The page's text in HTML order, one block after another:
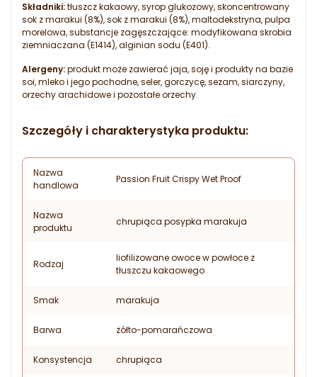
Składniki:tłuszcz kakaowy, syrop glukozowy, skoncentrowany
sok z marakui (8%), sok z marakui (8%), maltodekstryna, pulpa
morelowa, substancje zagęszczające: modyfikowana skrobia
ziemniaczana (E1414), alginian sodu (E401).
Alergeny:produkt może zawierać jaja, soję i produkty na bazie
soi, mleko i jego pochodne, seler, gorczycę, sezam, siarczyny,
orzechy arachidowe i pozostałe orzechy.
Szczegóły i charakterystyka produktu:
Nazwa
handlowa
Passion Fruit Crispy Wet Proof
Nazwa
produktu
chrupiąca posypka marakuja
Rodzaj
liofilizowane owoce w powłoce z
tłuszczu kakaowego
Smak marakuja
Barwa żółto-pomarańczowa
Konsystencja chrupiąca